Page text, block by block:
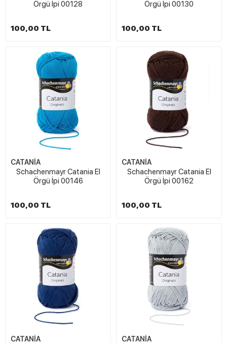
Örgü İpi 00128
100,00 TL
Örgü İpi 00130
100,00 TL
CATANİA
Schachenmayr Catania El
Örgü İpi 00146
100,00 TL
CATANİA
Schachenmayr Catania El
Örgü İpi 00162
100,00 TL
CATANİA CATANİA